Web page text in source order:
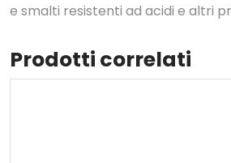
e smalti resistenti ad acidi e altri
Prodotti correlati